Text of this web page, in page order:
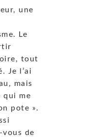
une
Le
tout
Je l’ai
mais
qui me
pote ».
vous de